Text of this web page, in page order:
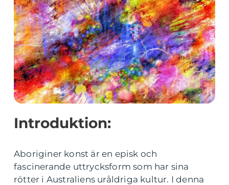
Introduktion:
Aboriginer konst är en episk och
fascinerande uttrycksform som har sina
rötter i Australiens uråldriga kultur. I denna